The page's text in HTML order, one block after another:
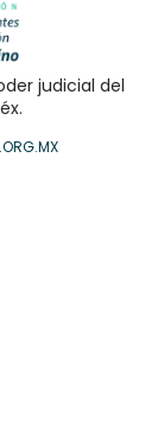
judicial del